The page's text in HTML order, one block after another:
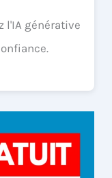
l'IA générative